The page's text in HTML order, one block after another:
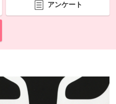
アンケート